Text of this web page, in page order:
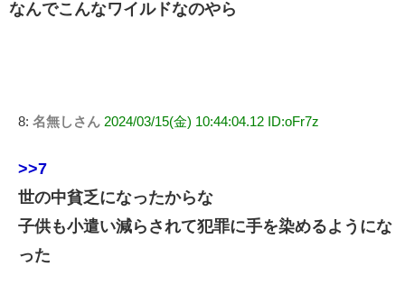
なんでこんなワイルドなのやら
8: 名無しさん 2024/03/15(金) 10:44:04.12 ID:oFr7z
>>7
世の中貧乏になったからな
子供も小遣い減らされて犯罪に手を染めるようにな
った